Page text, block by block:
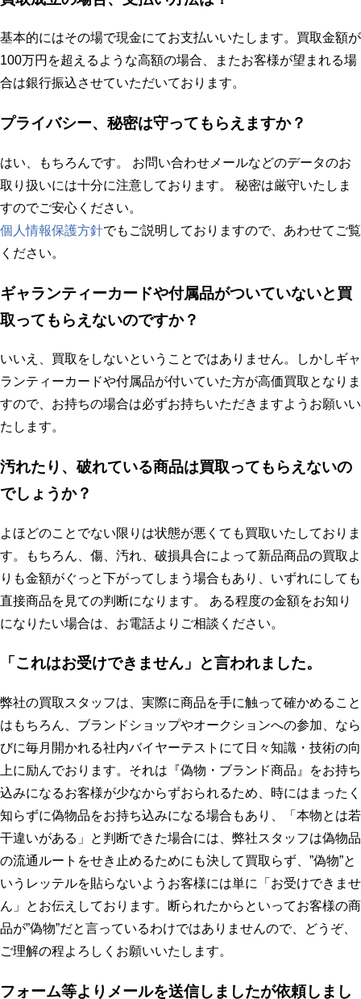
基本的にはその場で現金にてお支払いいたします。買取金額が
100万円を超えるような高額の場合、またお客様が望まれる場
合は銀行振込させていただいております。
プライバシー、秘密は守ってもらえますか？
はい、もちろんです。 お問い合わせメールなどのデータのお
取り扱いには十分に注意しております。 秘密は厳守いたしま
すのでご安心ください。
個人情報保護方針でもご説明しておりますので、あわせてご覧
ください。
ギャランティーカードや付属品がついていないと買
取ってもらえないのですか？
いいえ、買取をしないということではありません。しかしギャ
ランティーカードや付属品が付いていた方が高価買取となりま
すので、お持ちの場合は必ずお持ちいただきますようお願いい
たします。
汚れたり、破れている商品は買取ってもらえないの
でしょうか？
よほどのことでない限りは状態が悪くても買取いたしておりま
す。もちろん、傷、汚れ、破損具合によって新品商品の買取よ
りも金額がぐっと下がってしまう場合もあり、いずれにしても
直接商品を見ての判断になります。 ある程度の金額をお知り
になりたい場合は、お電話よりご相談ください。
「これはお受けできません」と言われました。
弊社の買取スタッフは、実際に商品を手に触って確かめること
はもちろん、ブランドショップやオークションへの参加、なら
びに毎月開かれる社内バイヤーテストにて日々知識・技術の向
上に励んでおります。それは『偽物・ブランド商品』をお持ち
込みになるお客様が少なからずおられるため、時にはまったく
知らずに偽物品をお持ち込みになる場合もあり、「本物とは若
干違いがある」と判断できた場合には、弊社スタッフは偽物品
の流通ルートをせき止めるためにも決して買取らず、”偽物”と
いうレッテルを貼らないようお客様には単に「お受けできませ
ん」とお伝えしております。断られたからといってお客様の商
品が”偽物”だと言っているわけではありませんので、どうぞ、
ご理解の程よろしくお願いいたします。
フォーム等よりメールを送信しましたが依頼しまし